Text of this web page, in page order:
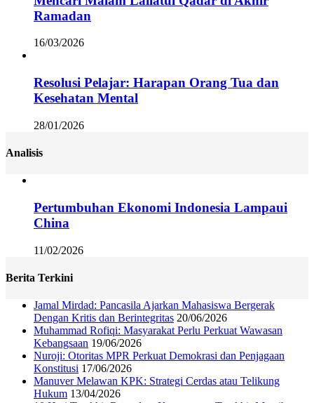
Ramadan
16/03/2026
Resolusi Pelajar: Harapan Orang Tua dan
Kesehatan Mental
28/01/2026
Analisis
Pertumbuhan Ekonomi Indonesia Lampaui
China
11/02/2026
Berita Terkini
Jamal Mirdad: Pancasila Ajarkan Mahasiswa Bergerak
Dengan Kritis dan Berintegritas 20/06/2026
Muhammad Rofiqi: Masyarakat Perlu Perkuat Wawasan
Kebangsaan 19/06/2026
Nuroji: Otoritas MPR Perkuat Demokrasi dan Penjagaan
Konstitusi 17/06/2026
Manuver Melawan KPK: Strategi Cerdas atau Telikung
Hukum 13/04/2026